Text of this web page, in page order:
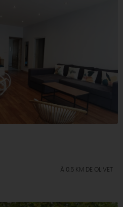
À 0.5 KM DE OLIVET